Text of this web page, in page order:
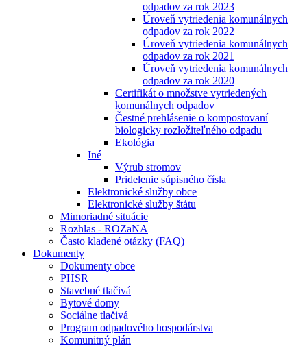
odpadov za rok 2023
Úroveň vytriedenia komunálnych
odpadov za rok 2022
Úroveň vytriedenia komunálnych
odpadov za rok 2021
Úroveň vytriedenia komunálnych
odpadov za rok 2020
Certifikát o množstve vytriedených
komunálnych odpadov
Čestné prehlásenie o kompostovaní
biologicky rozložiteľného odpadu
Ekológia
Iné
Výrub stromov
Pridelenie súpisného čísla
Elektronické služby obce
Elektronické služby štátu
Mimoriadné situácie
Rozhlas - ROZaNA
Často kladené otázky (FAQ)
Dokumenty
Dokumenty obce
PHSR
Stavebné tlačivá
Bytové domy
Sociálne tlačivá
Program odpadového hospodárstva
Komunitný plán